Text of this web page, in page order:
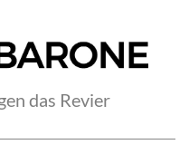
das Revier